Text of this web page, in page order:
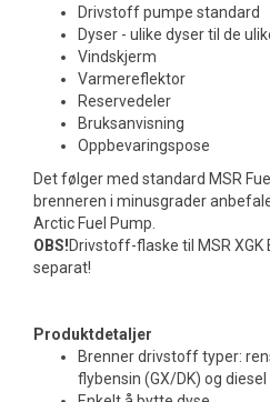
Drivstoff pumpe standard
Dyser - ulike dyser til de
Vindskjerm
Varmereflektor
Reservedeler
Bruksanvisning
Oppbevaringspose
Det følger med standard MSR
brenneren i minusgrader
Arctic Fuel Pump.
OBS!Drivstoff-flaske til MSR
separat!
Produktdetaljer
Brenner drivstoff typer:
flybensin (GX/DK) og diesel